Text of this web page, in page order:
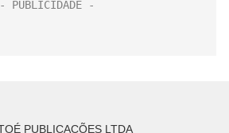
PUBLICAÇÕES LTDA